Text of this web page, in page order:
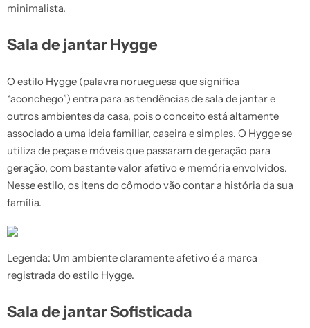
minimalista.
Sala de jantar Hygge
O estilo Hygge (palavra norueguesa que significa
“aconchego”) entra para as tendências de sala de jantar e
outros ambientes da casa, pois o conceito está altamente
associado a uma ideia familiar, caseira e simples. O Hygge se
utiliza de peças e móveis que passaram de geração para
geração, com bastante valor afetivo e memória envolvidos.
Nesse estilo, os itens do cômodo vão contar a história da sua
família.
Legenda: Um ambiente claramente afetivo é a marca
registrada do estilo Hygge.
Sala de jantar Sofisticada